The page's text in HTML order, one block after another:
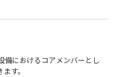
します。
EV充電・VPP・DR（デマンド
イナミックプライシング
備におけるコアメンバーとし
す。